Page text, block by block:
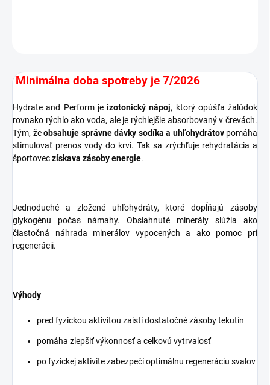
Minimálna doba spotreby je 7/2026
Hydrate and Perform je izotonický nápoj, ktorý opúšťa žalúdok
rovnako rýchlo ako voda, ale je rýchlejšie absorbovaný v črevách.
Tým, žeobsahuje správne dávky sodíka a uhľohydrátovpomáha
stimulovať prenos vody do krvi. Tak sa zrýchľuje rehydratácia a
športoveczískava zásoby energie.
Jednoduché a zložené uhľohydráty, ktoré dopĺňajú zásoby
glykogénu počas námahy. Obsiahnuté minerály slúžia ako
čiastočná náhrada minerálov vypocených a ako pomoc pri
regenerácii.
Výhody
pred fyzickou aktivitou zaistí dostatočné zásoby tekutín
pomáha zlepšiť výkonnosť a celkovú vytrvalosť
po fyzickej aktivite zabezpečí optimálnu regeneráciu svalov